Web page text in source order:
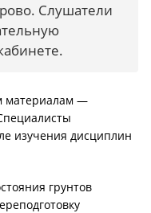
Слушатели
материалам —
изучения дисциплин
грунтов